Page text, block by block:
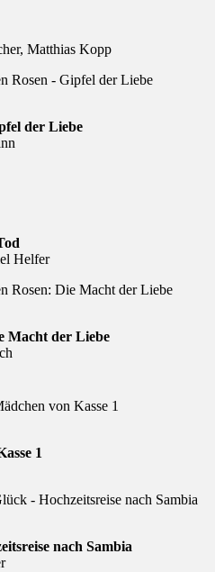
Matthias Kopp
der Liebe
Helfer
Macht der Liebe
1
nach Sambia